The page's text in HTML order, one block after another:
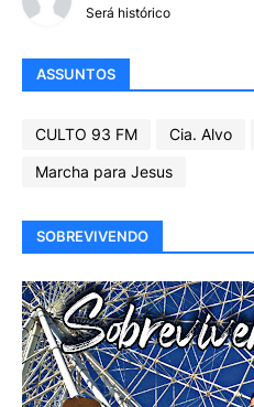
Será histórico
ASSUNTOS
CULTO 93 FM Cia. Alvo
Marcha para Jesus
SOBREVIVENDO